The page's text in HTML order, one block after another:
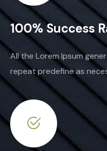
100% Success
All the Lorem Ipsum
repeat predefine as